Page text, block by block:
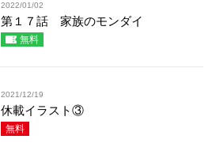
2022/01/02
第１７話 家族のモンダイ
無料
2021/12/19
休載イラスト③
無料